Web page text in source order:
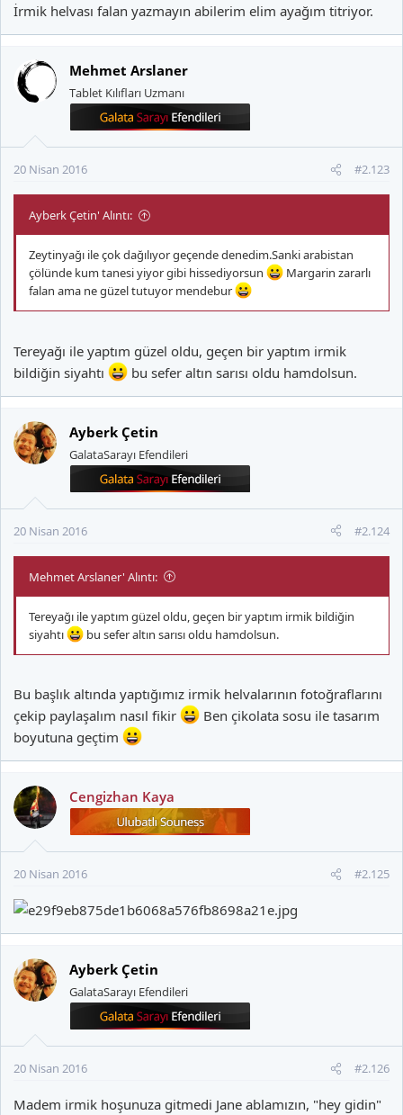
İrmik helvası falan yazmayın abilerim elim ayağım titriyor.
Mehmet Arslaner
Tablet Kılıfları Uzmanı
20 Nisan 2016 #2.123
Ayberk Çetin' Alıntı:
Zeytinyağı ile çok dağılıyor geçende denedim.Sanki arabistan
çölünde kum tanesi yiyor gibi hissediyorsun
Margarin zararlı
falan ama ne güzel tutuyor mendebur
Tereyağı ile yaptım güzel oldu, geçen bir yaptım irmik
bildiğin siyahtı
bu sefer altın sarısı oldu hamdolsun.
Ayberk Çetin
GalataSarayı Efendileri
20 Nisan 2016 #2.124
Mehmet Arslaner' Alıntı:
Tereyağı ile yaptım güzel oldu, geçen bir yaptım irmik bildiğin
siyahtı
bu sefer altın sarısı oldu hamdolsun.
Bu başlık altında yaptığımız irmik helvalarının fotoğraflarını
çekip paylaşalım nasıl fikir
Ben çikolata sosu ile tasarım
boyutuna geçtim
Cengizhan Kaya
20 Nisan 2016 #2.125
Ayberk Çetin
GalataSarayı Efendileri
20 Nisan 2016 #2.126
Madem irmik hoşunuza gitmedi Jane ablamızın, "hey gidin"